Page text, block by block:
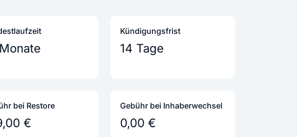
Kündigungs­frist
14 Tage
bei Restore
€
Gebühr bei Inhaber­wechsel
0,00 €